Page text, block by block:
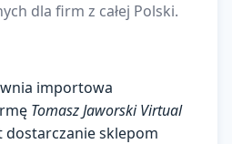
dla firm z całej Polski.
importowa
Tomasz Jaworski Virtual
dostarczanie sklepom